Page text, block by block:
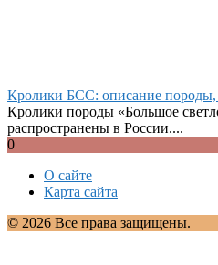
Кролики БСС: описание породы,
Кролики породы «Большое
распространены в России....
0
О сайте
Карта сайта
© 2026 Все права защищены.